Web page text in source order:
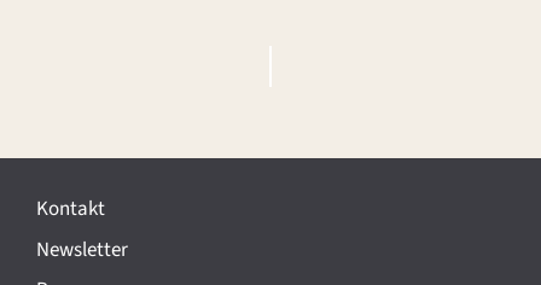
e
a
n
Kontakt
Newsletter